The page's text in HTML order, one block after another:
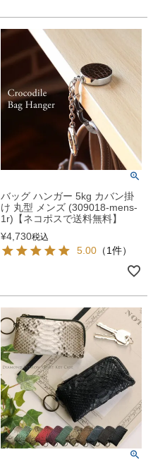
バッグ ハンガー 5kg カバン掛
け 丸型 メンズ (309018-mens-
1r)【ネコポスで送料無料】
¥4,730税込
5.00 （1件）